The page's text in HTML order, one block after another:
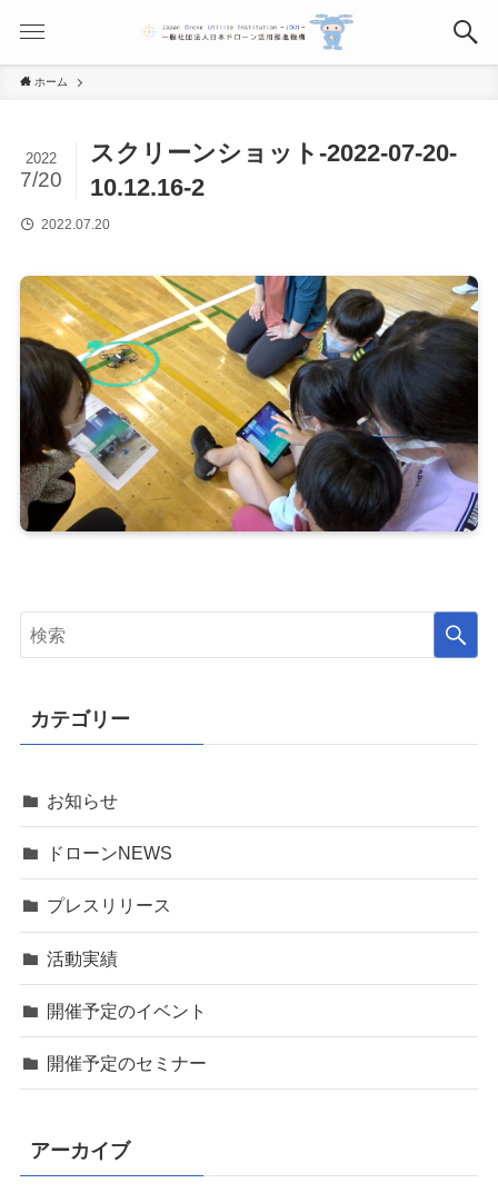
ホーム
スクリーンショット-2022-07-20-
10.12.16-2
2022
7/20
2022.07.20
カテゴリー
お知らせ
ドローンNEWS
プレスリリース
活動実績
開催予定のイベント
開催予定のセミナー
アーカイブ